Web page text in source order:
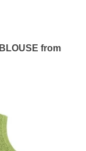
from